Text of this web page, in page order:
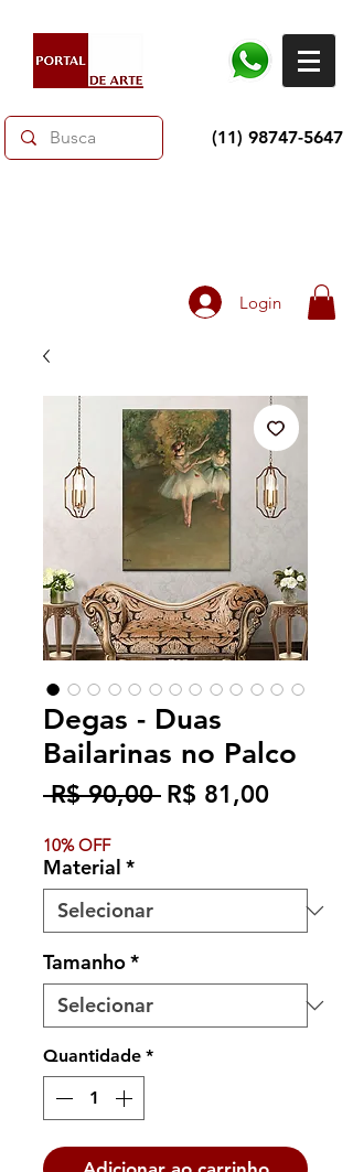
(11) 98747-5647
Login
Degas - Duas
Bailarinas no Palco
R$ 90,00 Preço
R$ 81,00Preço
10% OFF
Material *
Tamanho*
Quantidade *